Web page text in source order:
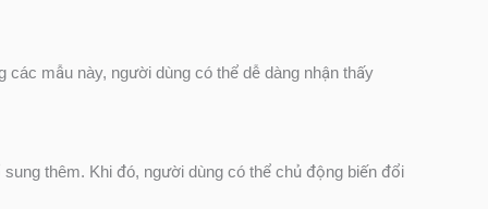
mẫu này, người dùng có thể dễ dàng nhận thấy
thêm. Khi đó, người dùng có thể chủ động biến đổi